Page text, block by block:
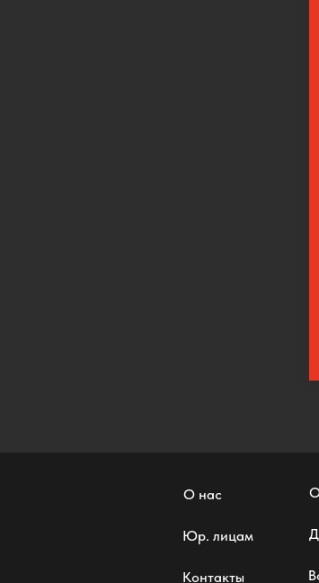
О нас
Юр. лицам
Контакты